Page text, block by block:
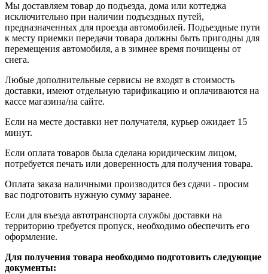
Мы доставляем товар до подъезда, дома или коттеджа
исключительно при наличии подъездных путей,
предназначенных для проезда автомобилей. Подъездные пути
к месту приемки передачи товара должны быть пригодны для
перемещения автомобиля, а в зимнее время почищены от
снега.
Любые дополнительные сервисы не входят в стоимость
доставки, имеют отдельную тарификацию и оплачиваются на
кассе магазина/на сайте.
Если на месте доставки нет получателя, курьер ожидает 15
минут.
Если оплата товаров была сделана юридическим лицом,
потребуется печать или доверенность для получения товара.
Оплата заказа наличными производится без сдачи - просим
вас подготовить нужную сумму заранее.
Если для въезда автотранспорта службы доставки на
территорию требуется пропуск, необходимо обеспечить его
оформление.
Для получения товара необходимо подготовить следующие
документы: